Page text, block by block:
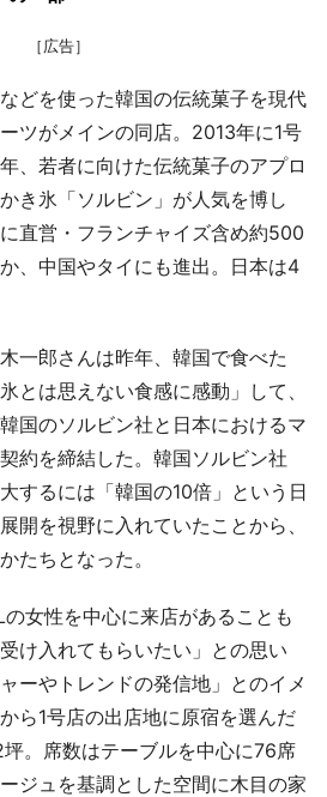
［広告］
どを使った韓国の伝統菓子を現代
ツがメインの同店。2013年に1号
、若者に向けた伝統菓子のアプロ
き氷「ソルビン」が人気を博し
直営・フランチャイズ含め約500
、中国やタイにも進出。日本は4
一郎さんは昨年、韓国で食べた
とは思えない食感に感動」して、
国のソルビン社と日本におけるマ
約を締結した。韓国ソルビン社
するには「韓国の10倍」という日
開を視野に入れていたことから、
たちとなった。
女性を中心に来店があることも
け入れてもらいたい」との思い
ーやトレンドの発信地」とのイメ
ら1号店の出店地に原宿を選んだ
。席数はテーブルを中心に76席
ジュを基調とした空間に木目の家